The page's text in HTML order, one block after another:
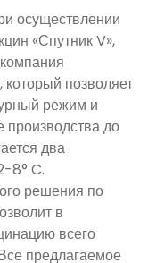
осуществлении
«Спутник V»,
который позволяет
режим и
производства до
два
8° C.
решения по
в
всего
предлагаемое